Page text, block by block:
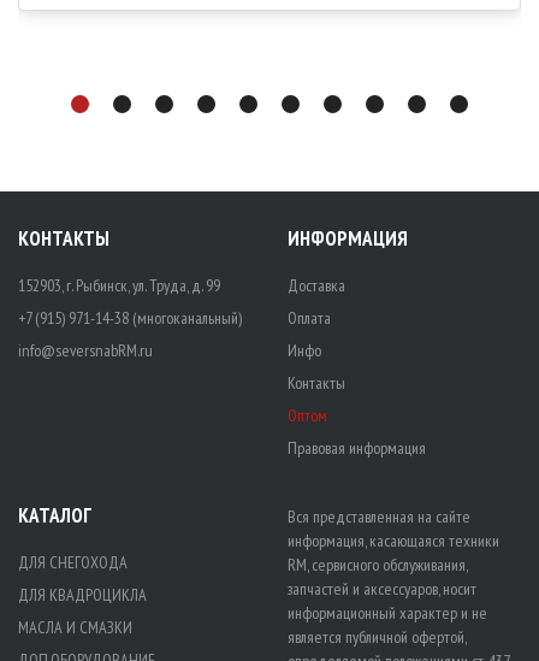
КОНТАКТЫ
152903, г. Рыбинск, ул. Труда, д. 99
+7 (915) 971-14-38 (многоканальный)
info@seversnabRM.ru
ИНФОРМАЦИЯ
Доставка
Оплата
Инфо
Контакты
Оптом
Правовая информация
КАТАЛОГ
ДЛЯ СНЕГОХОДА
ДЛЯ КВАДРОЦИКЛА
МАСЛА И СМАЗКИ
Вся представленная на сайте
информация, касающаяся техники
RM, сервисного обслуживания,
запчастей и аксессуаров, носит
информационный характер и не
является публичной офертой,